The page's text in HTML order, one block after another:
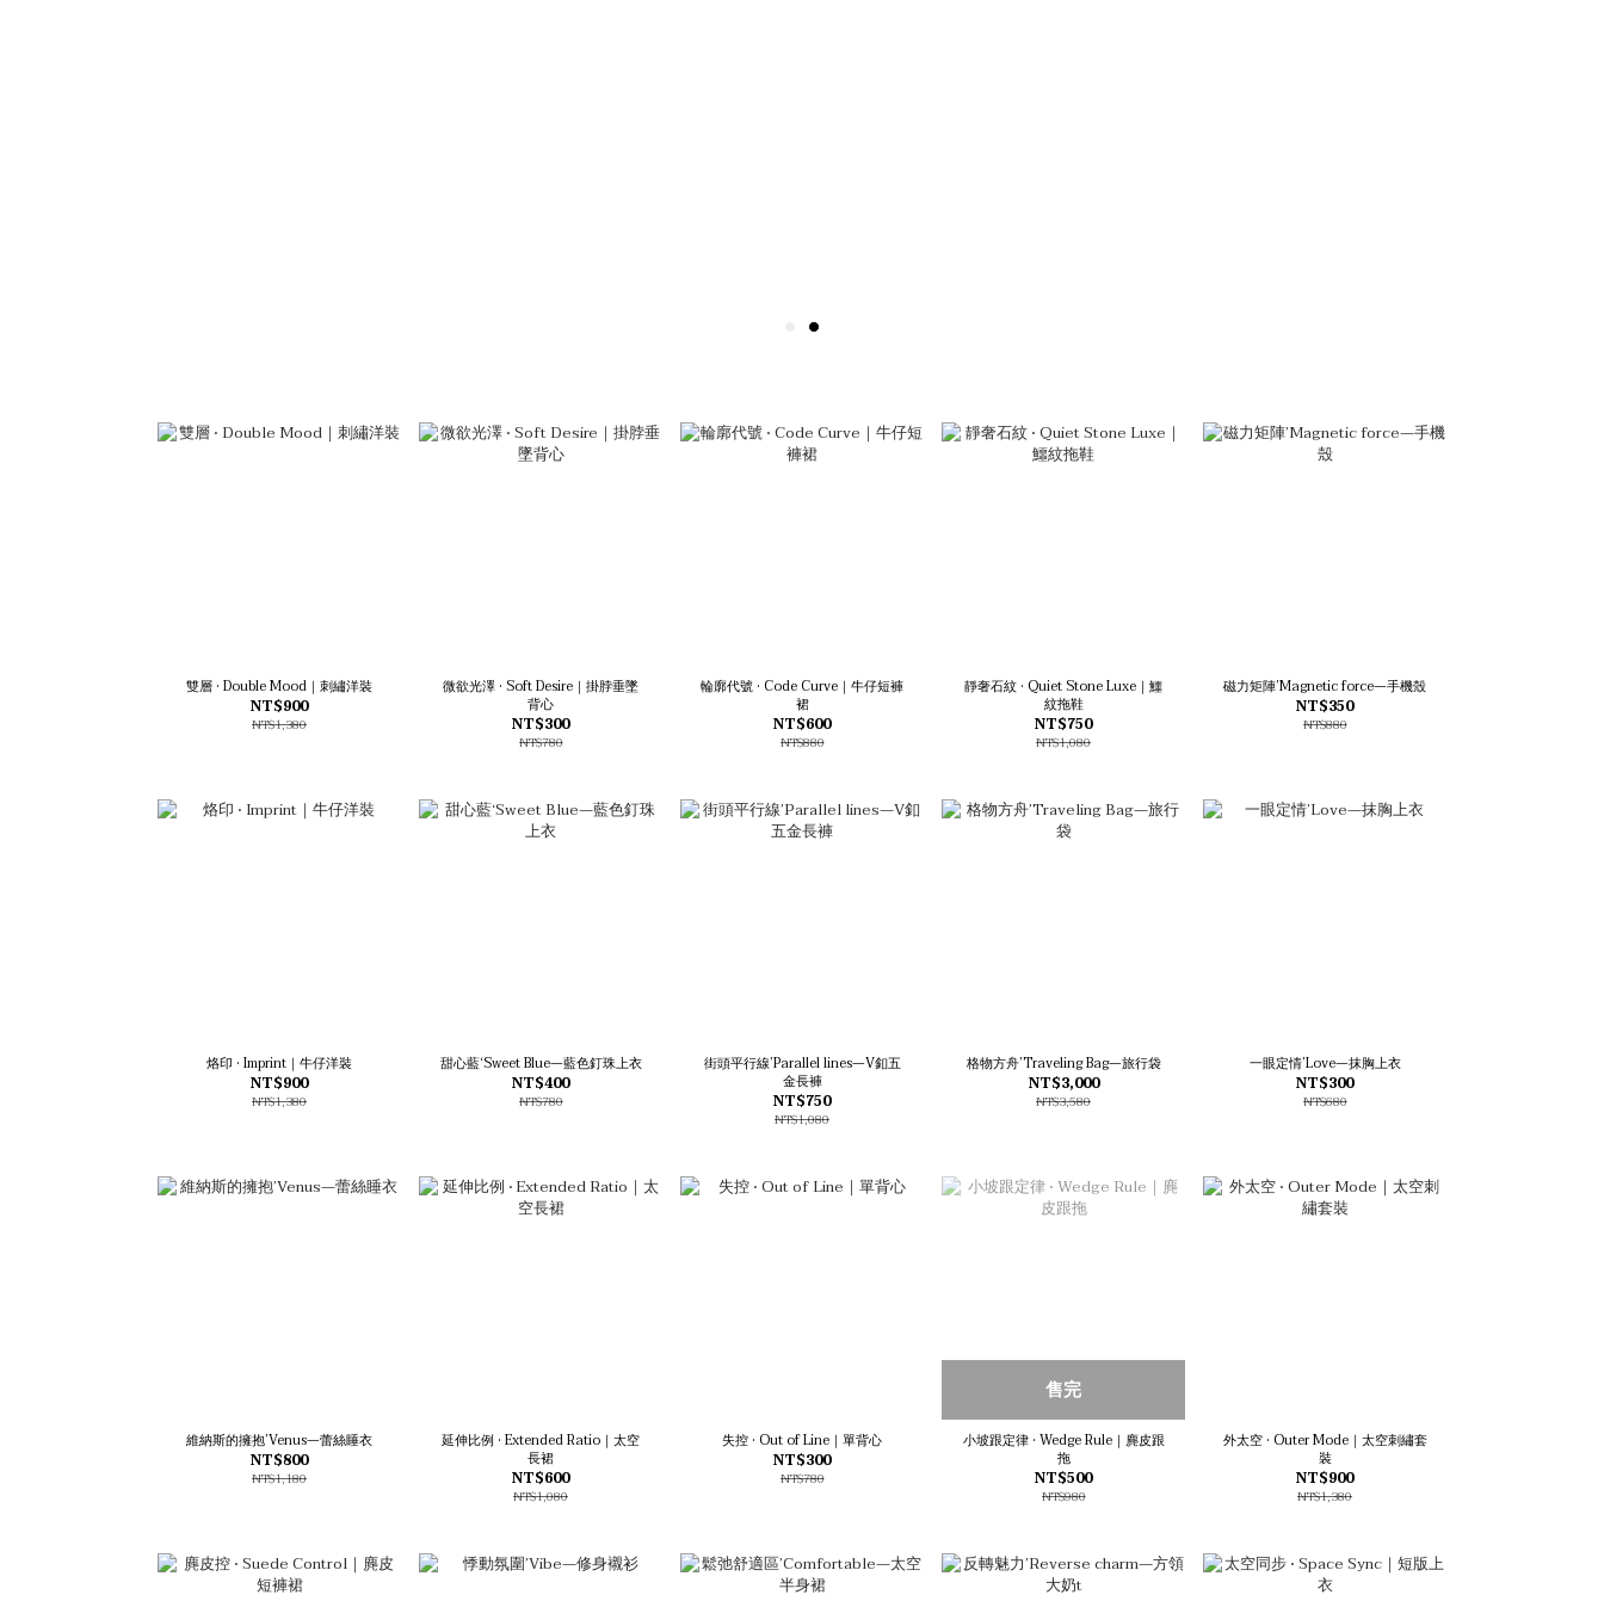
雙層 • Double Mood｜刺繡洋裝
NT$900
NT$1,380
微欲光澤 • Soft Desire｜掛脖垂墜
背心
NT$300
NT$780
輪廓代號 • Code Curve｜牛仔短褲
裙
NT$600
NT$880
靜奢石紋 • Quiet Stone Luxe｜鱷
紋拖鞋
NT$750
NT$1,080
磁力矩陣’Magnetic force—手機殼
NT$350
NT$880
烙印 • Imprint｜牛仔洋裝
NT$900
NT$1,380
甜心藍‘Sweet Blue—藍色釘珠上衣
NT$400
NT$780
街頭平行線’Parallel lines—V釦五
金長褲
NT$750
NT$1,080
格物方舟’Traveling Bag—旅行袋
NT$3,000
NT$3,580
一眼定情’Love—抹胸上衣
NT$300
NT$680
維納斯的擁抱’Venus—蕾絲睡衣
NT$800
NT$1,180
延伸比例 • Extended Ratio｜太空
長裙
NT$600
NT$1,080
失控 • Out of Line｜單背心
NT$300
NT$780
售完
小坡跟定律 • Wedge Rule｜麂皮跟
拖
NT$500
NT$980
外太空 • Outer Mode｜太空刺繡套
裝
NT$900
NT$1,380